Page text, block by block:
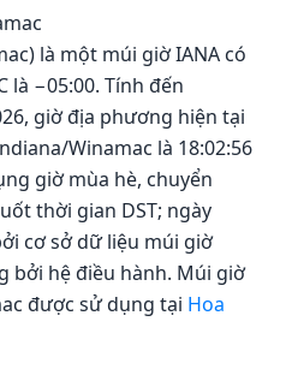
là một múi giờ IANA có
là −05:00. Tính đến
giờ địa phương hiện tại
Winamac là 18:02:56
giờ mùa hè, chuyển
thời gian DST; ngày
cơ sở dữ liệu múi giờ
bởi hệ điều hành. Múi giờ
được sử dụng tại Hoa